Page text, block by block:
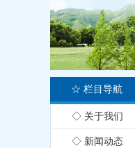
☆ 栏目导航
◇ 关于我们
◇ 新闻动态